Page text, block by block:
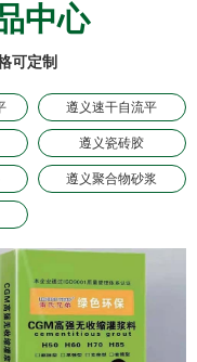
中心
可定制
遵义速干自流平
遵义瓷砖胶
遵义聚合物砂浆